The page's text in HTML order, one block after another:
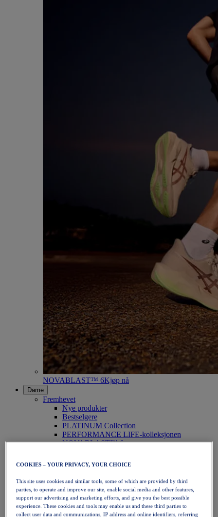
NOVABLAST™ 6Kjøp nå
Dame
Fremhevet
Nye produkter
Bestselgere
PLATINUM Collection
PERFORMANCE LIFE-kolleksjonen
NOVABLAST™ 6
Løping
Terrengløping
Tennis
Volleyball
Håndball
Padel
Netball
COOKIES – YOUR PRIVACY, YOUR CHOICE
This site uses cookies and similar tools, some of which are provided by third
parties, to operate and improve our site, enable social media and other features,
support our advertising and marketing efforts, and give you the best possible
experience. These cookies and tools may enable us and these third parties to
collect user data and communications, IP address and online identifiers, referring